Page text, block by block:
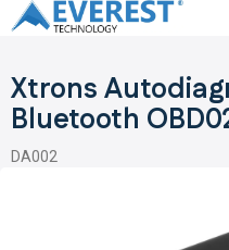
Prejsť
na
Xtrons
Bluetooth
DA002